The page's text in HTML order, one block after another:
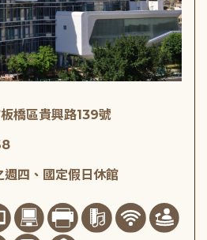
橋區貴興路139號
四、國定假日休館